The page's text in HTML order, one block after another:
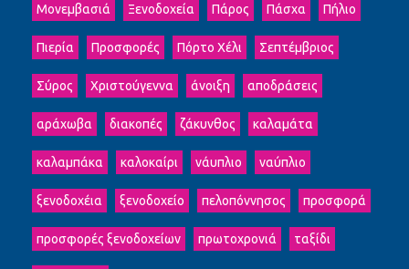
Μονεμβασιά Ξενοδοχεία Πάρος Πάσχα Πήλιο
Πιερία Προσφορές Πόρτο Χέλι Σεπτέμβριος
Σύρος Χριστούγεννα άνοιξη αποδράσεις
αράχωβα διακοπές ζάκυνθος καλαμάτα
καλαμπάκα καλοκαίρι νάυπλιο ναύπλιο
ξενοδοχέια ξενοδοχείο πελοπόννησος προσφορά
προσφορές ξενοδοχείων πρωτοχρονιά ταξίδι